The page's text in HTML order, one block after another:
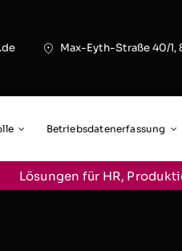
Max-Eyth-Straße 40/1,
Betriebsdatenerfassung
Lösungen für HR,